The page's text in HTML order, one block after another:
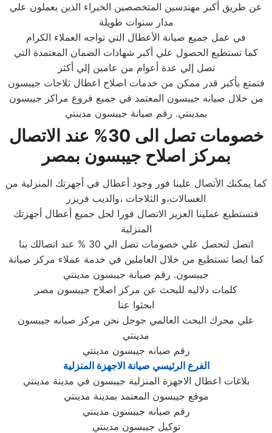
عن طريق أكبر مهندسين المتخصصين الخبراء الذين يعملون علي
مدار سنوات طويلة
في عمل جميع صيانة الأعطال التي تواجه العملاء الكرام
كما تستطيع الحصول علي أكبر شهادات الضمان المعتمدة التي
تصل إلي عدة أعوام من عامين إلي أكثر
فتمتع بأكبر قدر ممكن من خدمات اصلاح اعطال ثلاجات جيبسون
من خلال صيانه جيبسون المعتمد في جميع فروع مراكز جيبسون
بمدينتي. رقم صيانة جيبسون مدينتي
خصومات تصل الى 30% عند الاتصال
بمركز اصلاح جيبسون بمصر
كما يمكنك الأتصال علينا فور وجود أعطال في أجهزتك المنزلية من
الغسالات،و الثلاجات ،والديب فريزر
فتستطيع عملينا العزيز الاتصال فورا لحل جميع أعطال أجهزتك
المنزلية
اتصل لتحصل علي خصومات تصل الي 30 % عند اتصالك بنا
كما ايضا تستطيع من خلال العاملين في خدمة عملاء مركز صيانة
جيبسون. رقم صيانة جيبسون مدينتي
كلمات دلاليه للبحث عن مركز اصلاح جيبسون مصر
ابحثوا عنا
علي محرك البحث العالمي جوجل نحن مركز صيانه جيبسون
مدينتي
رقم صيانه جيبسون مدينتي
الفرع الرئيسي صيانة الاجهزة المنزلية
بلاغات اعطال الاجهزة المنزلية جيبسون في مدينة مدينتي
موقع جيبسون المعتمد بمدينة مدينتي
رقم صيانه جيبسون مدينتي
توكيل جيبسون مدينتي